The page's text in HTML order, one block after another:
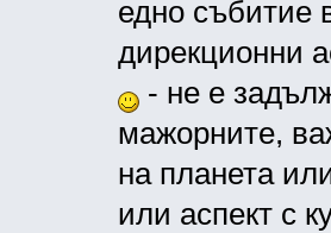
едно събитие
дирекционни
- не е
мажорните,
на планета
или аспект с